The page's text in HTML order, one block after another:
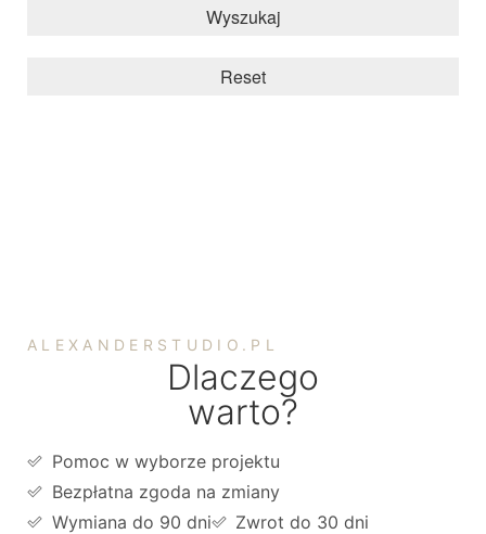
Wyszukaj
Reset
ALEXANDERSTUDIO.PL
Dlaczego
warto?
Pomoc w wyborze projektu
Bezpłatna zgoda na zmiany
Wymiana do 90 dni
Zwrot do 30 dni